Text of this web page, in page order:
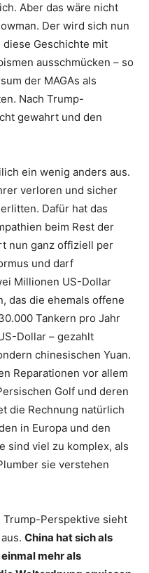
Aber das wäre nicht
Der wird sich nun
Geschichte mit
ausschmücken – so
der MAGAs als
Nach Trump-
gewahrt und den
ein wenig anders aus.
verloren und sicher
Dafür hat das
beim Rest der
nun ganz offiziell per
und darf
Millionen US-Dollar
das die ehemals offene
Tankern pro Jahr
Dollar – gezahlt
chinesischen Yuan.
Reparationen vor allem
Golf und deren
die Rechnung natürlich
in Europa und den
sind viel zu komplex, als
sie verstehen
Perspektive sieht
China hat sich als
mehr als